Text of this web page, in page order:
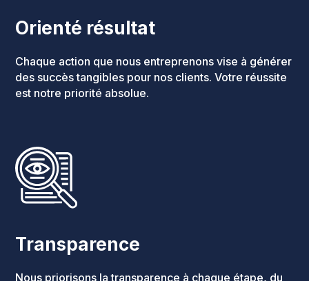
Orienté résultat
Chaque action que nous entreprenons vise à générer
des succès tangibles pour nos clients. Votre réussite
est notre priorité absolue.
Transparence
Nous priorisons la transparence à chaque étape, du